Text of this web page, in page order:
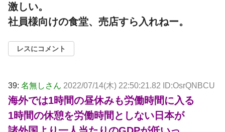
激しい。
社員様向けの食堂、売店すら入れねー。
レスにコメント
39: 名無しさん 2022/07/14(木) 22:50:21.82 ID:OsrQNBCU
海外では1時間の昼休みも労働時間に入る
1時間の休憩を労働時間としない日本が